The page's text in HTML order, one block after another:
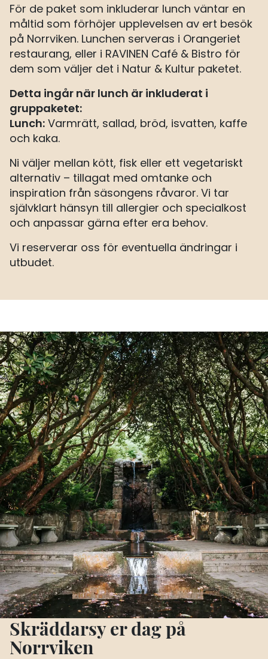
För de paket som inkluderar lunch väntar en
måltid som förhöjer upplevelsen av ert besök
på Norrviken. Lunchen serveras i Orangeriet
restaurang, eller i RAVINEN Café & Bistro för
dem som väljer det i Natur & Kultur paketet.
Detta ingår när lunch är inkluderat i
gruppaketet:
Lunch:Varmrätt, sallad, bröd, isvatten, kaffe
och kaka.
Ni väljer mellan kött, fisk eller ett vegetariskt
alternativ – tillagat med omtanke och
inspiration från säsongens råvaror. Vi tar
självklart hänsyn till allergier och specialkost
och anpassar gärna efter era behov.
Vi reserverar oss för eventuella ändringar i
utbudet.
Skräddarsy er dag på
Norrviken